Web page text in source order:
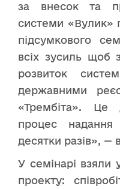
за внесок та
системи «Вулик»
підсумкового
всіх зусиль щоб
розвиток
державними
«Трембіта». Це
процес
десятки разів», —
У семінарі взяли
проекту: